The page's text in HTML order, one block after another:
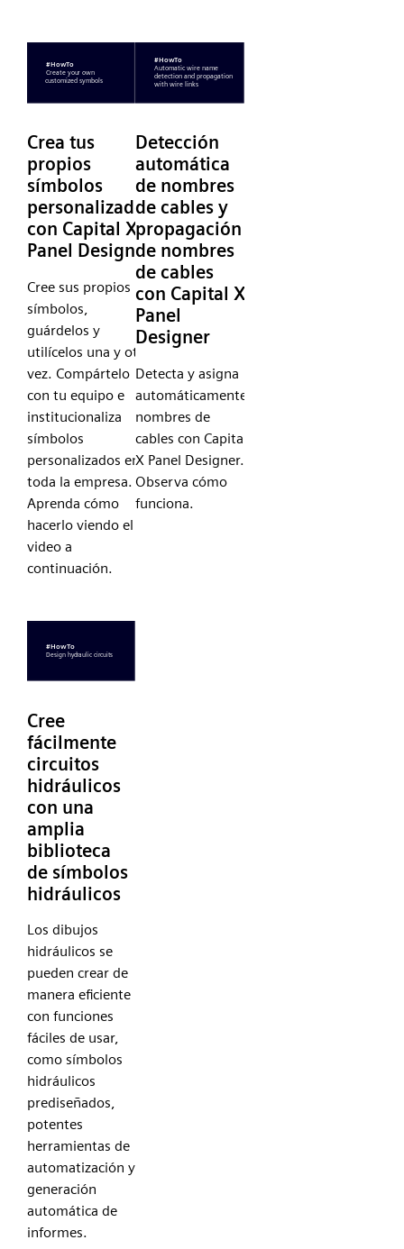
Crea tus
propios
símbolos
personalizados
con Capital X
Panel Designer
Cree sus propios
símbolos,
guárdelos y
utilícelos una y otra
vez. Compártelo
con tu equipo e
institucionaliza
símbolos
personalizados en
toda la empresa.
Aprenda cómo
hacerlo viendo el
video a
continuación.
Detección
automática
de nombres
de cables y
propagación
de nombres
de cables
con Capital X
Panel
Designer
Detecta y asigna
automáticamente
nombres de
cables con Capital
X Panel Designer.
Observa cómo
funciona.
Cree
fácilmente
circuitos
hidráulicos
con una
amplia
biblioteca
de símbolos
hidráulicos
Los dibujos
hidráulicos se
pueden crear de
manera eficiente
con funciones
fáciles de usar,
como símbolos
hidráulicos
prediseñados,
potentes
herramientas de
automatización y
generación
automática de
informes.